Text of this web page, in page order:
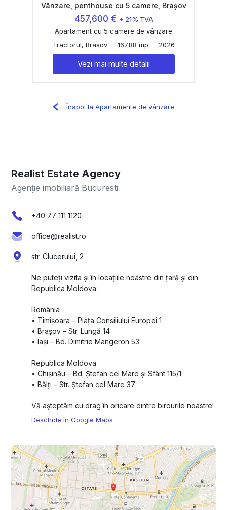
Vânzare, penthouse cu 5 camere, Brașov
457,600 € + 21% TVA
Apartament cu 5 camere de vânzare
Tractorul, Brasov
167.88 mp 2026
Vezi mai multe detalii
Înapoi la Apartamente de vânzare
Realist Estate Agency
Agenție imobiliară Bucuresti
+40 77 111 1120
office@realist.ro
str. Clucerului, 2
Ne puteți vizita și în locațiile noastre din țară și din
Republica Moldova:
România
•⁠ ⁠Timișoara – Piața Consiliului Europei 1
•⁠ ⁠Brașov – Str. Lungă 14
•⁠ ⁠Iași – Bd. Dimitrie Mangeron 53
Republica Moldova
•⁠ ⁠Chișinău – Bd. Ștefan cel Mare și Sfânt 115/1
•⁠ ⁠Bălți – Str. Ștefan cel Mare 37
Vă așteptăm cu drag în oricare dintre birourile noastre!
Deschide în Google Maps